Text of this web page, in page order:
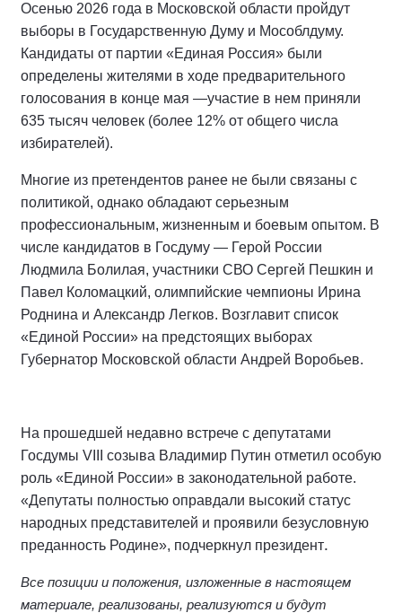
Осенью 2026 года в Московской области пройдут
выборы в Государственную Думу и Мособлдуму.
Кандидаты от партии «Единая Россия» были
определены жителями в ходе предварительного
голосования в конце мая —участие в нем приняли
635 тысяч человек (более 12% от общего числа
избирателей).
Многие из претендентов ранее не были связаны с
политикой, однако обладают серьезным
профессиональным, жизненным и боевым опытом. В
числе кандидатов в Госдуму — Герой России
Людмила Болилая, участники СВО Сергей Пешкин и
Павел Коломацкий, олимпийские чемпионы Ирина
Роднина и Александр Легков. Возглавит список
«Единой России» на предстоящих выборах
Губернатор Московской области Андрей Воробьев.
На прошедшей недавно встрече с депутатами
Госдумы VIII созыва Владимир Путин отметил особую
роль «Единой России» в законодательной работе.
«Депутаты полностью оправдали высокий статус
народных представителей и проявили безусловную
преданность Родине», подчеркнул президент.
Все позиции и положения, изложенные в настоящем
материале, реализованы, реализуются и будут